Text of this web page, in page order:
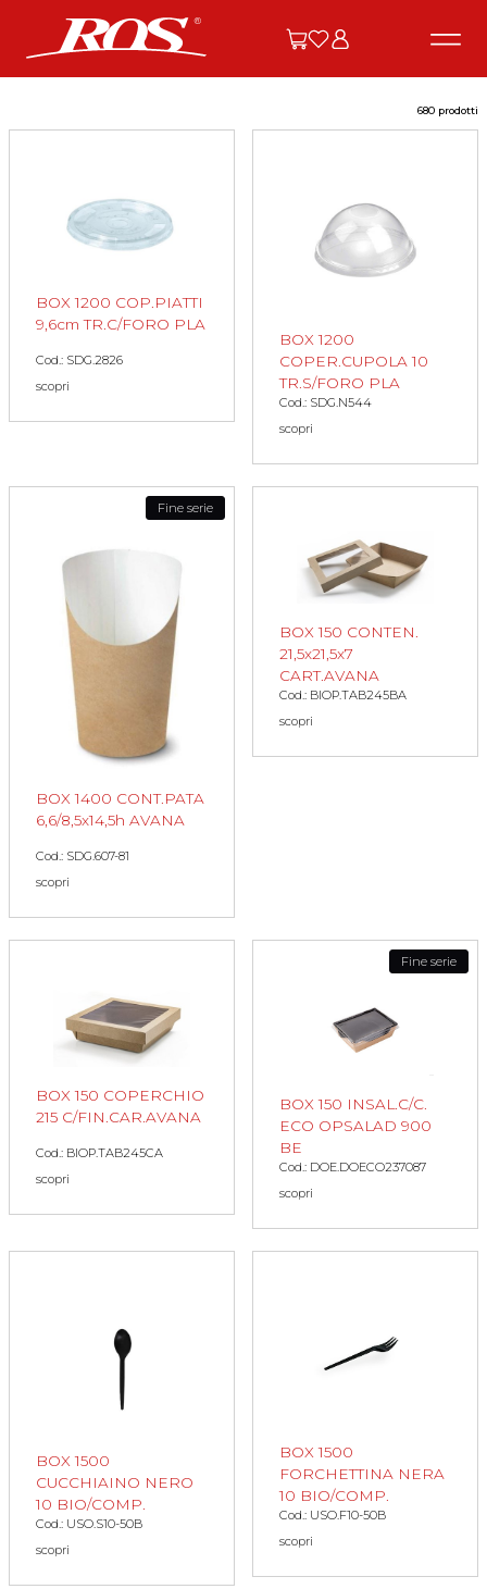
680 prodotti
BOX 1200 COP.PIATTI
9,6cm TR.C/FORO PLA
Cod.: SDG.2826
scopri
BOX 1200
COPER.CUPOLA 10
TR.S/FORO PLA
Cod.: SDG.N544
scopri
Fine serie
BOX 1400 CONT.PATA
6,6/8,5x14,5h AVANA
Cod.: SDG.607-81
scopri
BOX 150 CONTEN.
21,5x21,5x7
CART.AVANA
Cod.: BIOP.TAB245BA
scopri
BOX 150 COPERCHIO
215 C/FIN.CAR.AVANA
Cod.: BIOP.TAB245CA
scopri
Fine serie
BOX 150 INSAL.C/C.
ECO OPSALAD 900
BE
Cod.: DOE.DOECO237087
scopri
BOX 1500
CUCCHIAINO NERO
10 BIO/COMP.
Cod.: USO.S10-50B
scopri
BOX 1500
FORCHETTINA NERA
10 BIO/COMP.
Cod.: USO.F10-50B
scopri